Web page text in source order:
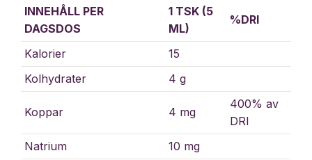
INNEHÅLL PER
DAGSDOS
1 TSK (5
ML)
%DRI
Kalorier
15
Kolhydrater
4 g
Koppar 4 mg
400% av
DRI
Natrium
10 mg